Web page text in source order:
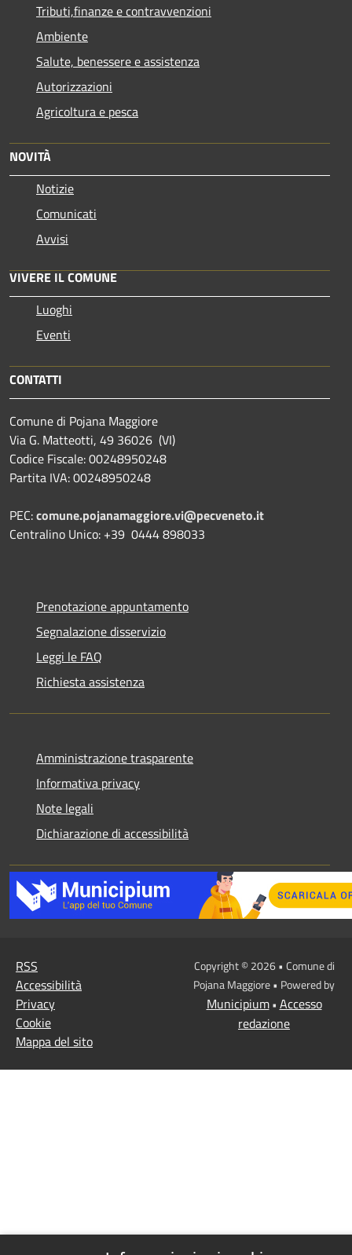
Tributi,finanze e contravvenzioni
Ambiente
Salute, benessere e assistenza
Autorizzazioni
Agricoltura e pesca
NOVITÀ
Notizie
Comunicati
Avvisi
VIVERE IL COMUNE
Luoghi
Eventi
CONTATTI
Comune di Pojana Maggiore
Via G. Matteotti, 49 36026 (VI)
Codice Fiscale: 00248950248
Partita IVA: 00248950248
PEC:comune.pojanamaggiore.vi@pecveneto.it
Centralino Unico: +39 0444 898033
Prenotazione appuntamento
Segnalazione disservizio
Leggi le FAQ
Richiesta assistenza
Amministrazione trasparente
Informativa privacy
Note legali
Dichiarazione di accessibilità
RSS
Accessibilità
Privacy
Cookie
Mappa del sito
Copyright © 2026 • Comune di
Pojana Maggiore • Powered by
Municipium• Accesso
redazione